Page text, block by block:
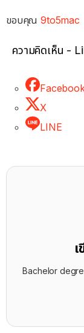
ขอบคุณ9to5mac
ความคิดเห็น -
X
LINE
Bachelor